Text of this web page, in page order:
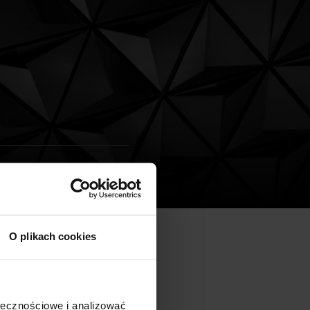
O plikach cookies
i analizować
Stores and Dramatic